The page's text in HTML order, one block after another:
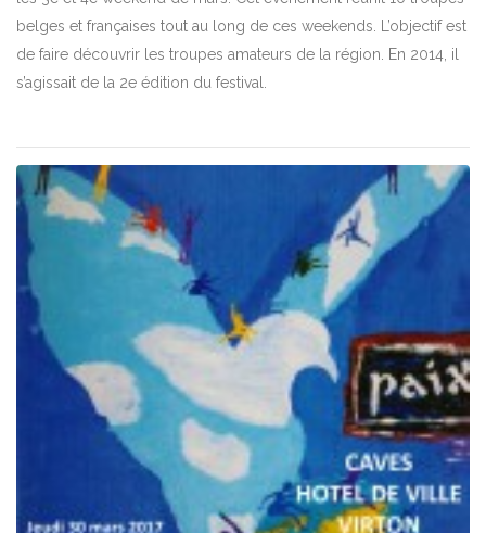
belges et françaises tout au long de ces weekends. L’objectif est
de faire découvrir les troupes amateurs de la région. En 2014, il
s’agissait de la 2e édition du festival.